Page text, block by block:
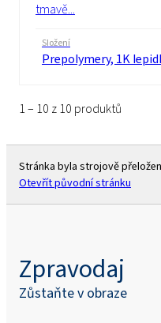
tmavě...
Složení
Prepolymery, 1K
1 – 10 z 10 produktů
Stránka byla strojově
Otevřít původní stránku
Zpravodaj
Zůstaňte v obraze